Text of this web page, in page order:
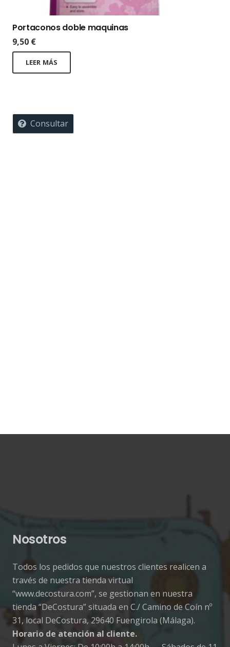
Portaconos doble maquinas
9,50 €
LEER MÁS
Consultar
Nosotros
Todos los pedidos que nuestros clientes realicen a
través de nuestra tienda virtual
“www.decostura.com”, se gestionan en nuestra
tienda “DeCostura” situada en C./ Camino de Coín nº
31, local DeCostura, 29640 Fuengirola (Málaga).
Horario de atención al cliente.